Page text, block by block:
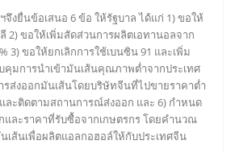
งยื่นข้อเสนอ 6 ข้อ ให้รัฐบาล ได้แก่ 1) ขอให้
2) ขอให้เพิ่มสัดส่วนการผลิตเอทานอลจาก
3) ขอให้ยกเลิกการใช้เบนซิน 91 และเพิ่ม
คุมการนำเข้ามันเส้นคุณภาพต่ำจากประเทศ
ส่งออกมันเส้นโดยบริษัทจีนที่ไปขายราคาต่ำ
ละติดตามสถานการณ์ส่งออก และ 6) กำหนด
และราคาที่รับซื้อจากเกษตรกร โดยคำนวณ
เส้นเพื่อผลิตแอลกอฮอล์ให้กับประเทศจีน